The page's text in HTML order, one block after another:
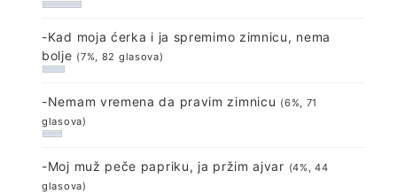
-Kad moja ćerka i ja spremimo zimnicu, nema
bolje (7%, 82 glasova)
-Nemam vremena da pravim zimnicu (6%, 71
glasova)
-Moj muž peče papriku, ja pržim ajvar (4%, 44
glasova)